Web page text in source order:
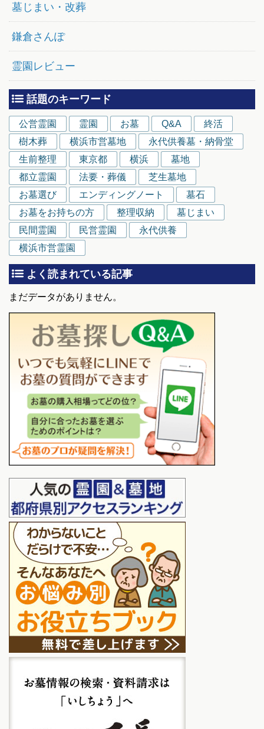
墓じまい・改葬
鎌倉さんぽ
霊園レビュー
話題のキーワード
公営霊園 霊園 お墓 Q&A
終活
樹木葬
横浜市営墓地
永代供養墓・納骨堂
生前整理
東京都 横浜
墓地
都立霊園
法要・葬儀
芝生墓地
お墓選び
エンディングノート
墓石
お墓をお持ちの方
整理収納
墓じまい
民間霊園
民営霊園
永代供養
横浜市営霊園
よく読まれている記事
まだデータがありません。